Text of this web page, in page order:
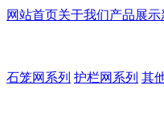
网站首页关于我们产品展示
石笼网系列 护栏网系列 其